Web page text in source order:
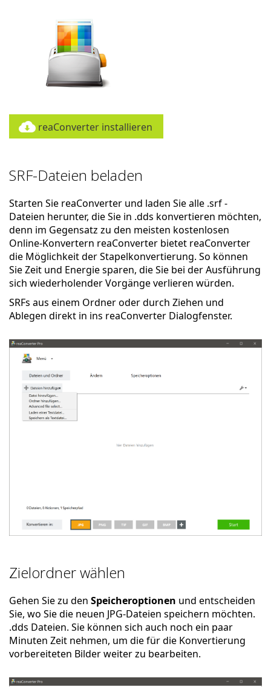
reaConverter installieren
SRF-Dateien beladen
Starten Sie reaConverter und laden Sie alle .srf -
Dateien herunter, die Sie in .dds konvertieren möchten,
denn im Gegensatz zu den meisten kostenlosen
Online-Konvertern reaConverter bietet reaConverter
die Möglichkeit der Stapelkonvertierung. So können
Sie Zeit und Energie sparen, die Sie bei der Ausführung
sich wiederholender Vorgänge verlieren würden.
SRFs aus einem Ordner oder durch Ziehen und
Ablegen direkt in ins reaConverter Dialogfenster.
Zielordner wählen
Gehen Sie zu den Speicheroptionen und entscheiden
Sie, wo Sie die neuen JPG-Dateien speichern möchten.
.dds Dateien. Sie können sich auch noch ein paar
Minuten Zeit nehmen, um die für die Konvertierung
vorbereiteten Bilder weiter zu bearbeiten.